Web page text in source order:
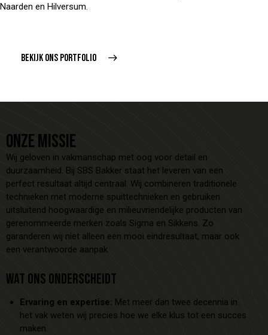
Naarden en Hilversum.
BEKIJK ONS PORTFOLIO
ONZE MISSIE
Wij geloven in vakmanschap met oog voor detail en
duurzaamheid. Bij SBS Bakker staat het leveren van een
perfect resultaat altijd centraal. Wij combineren traditionele
technieken met moderne spuittechnieken en gebruiken
uitsluitend hoogwaardige en milieuvriendelijke producten van
gerenommeerde merken zoals Sigma en Sikkens. Zo
garanderen wij niet alleen een mooi eindresultaat, maar ook
een verantwoorde aanpak.
WAT ONS ONDERSCHEIDT
Ervaring en expertise: Met meer dan twee decennia in
het vak weten wij precies hoe we elke klus tot een succes
maken.